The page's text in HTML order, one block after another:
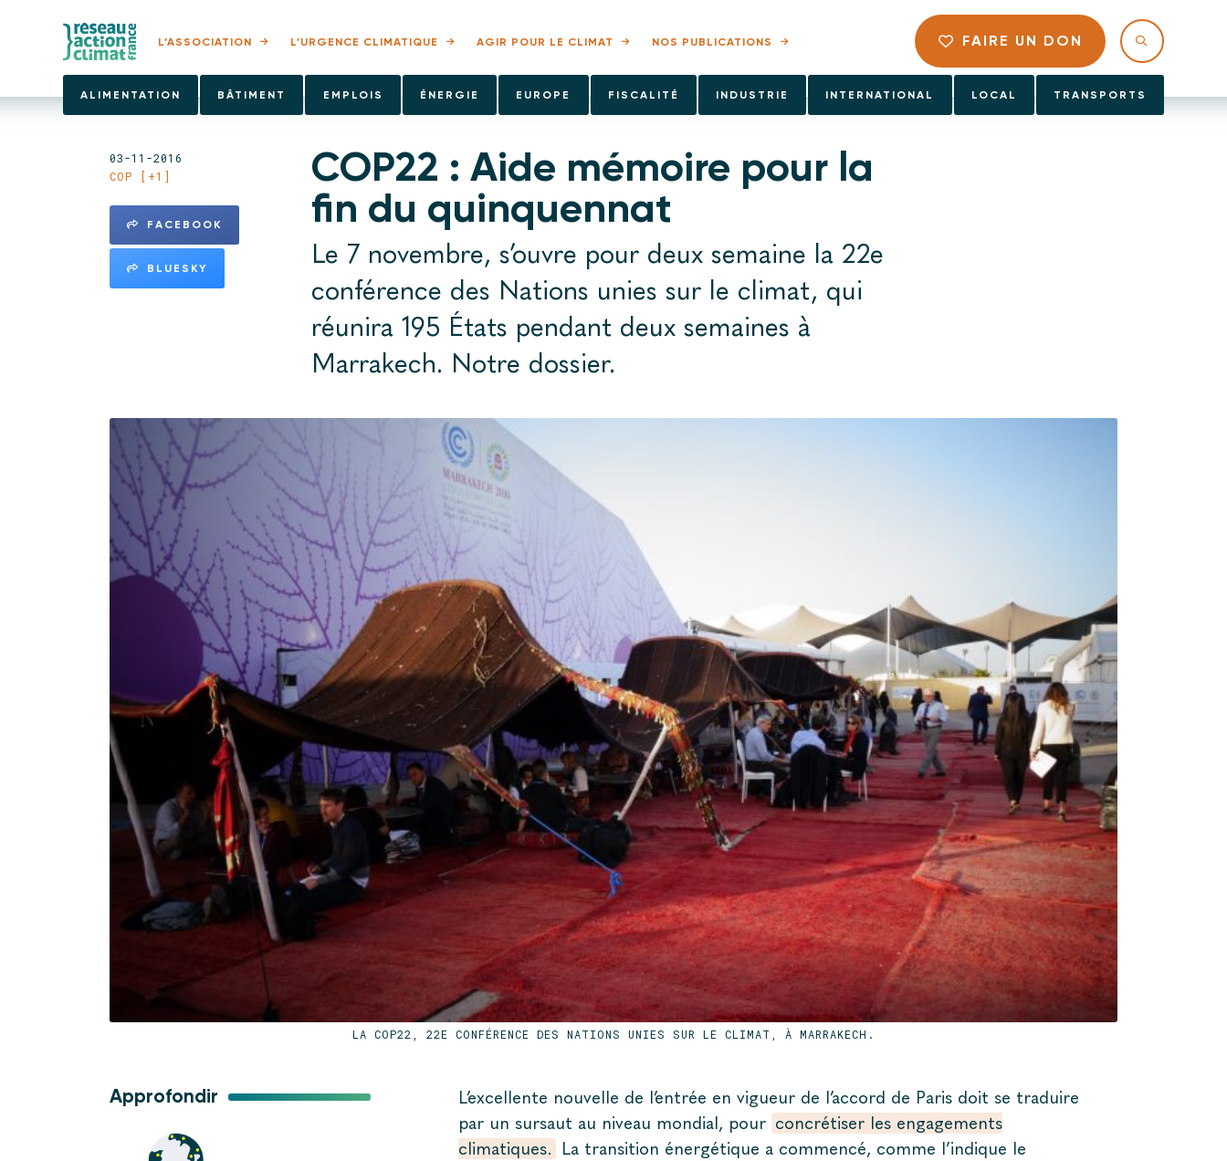
L’ASSOCIATION L’URGENCE CLIMATIQUE AGIR POUR LE CLIMAT NOS PUBLICATIONS FAIRE UN DON
ALIMENTATION BÂTIMENT EMPLOIS ÉNERGIE EUROPE FISCALITÉ INDUSTRIE INTERNATIONAL LOCAL TRANSPORTS
03-11-2016
COP [+1]
FACEBOOK
BLUESKY
COP22 : Aide mémoire pour la
fin du quinquennat
Le 7 novembre, s’ouvre pour deux semaine la 22e
conférence des Nations unies sur le climat, qui
réunira 195 États pendant deux semaines à
Marrakech. Notre dossier.
LA COP22, 22E CONFÉRENCE DES NATIONS UNIES SUR LE CLIMAT, À MARRAKECH.
Approfondir
L’excellente nouvelle de l’entrée en vigueur de l’accord de Paris doit se traduire
par un sursaut au niveau mondial, pour concrétiser les engagements
climatiques.
La transition énergétique a commencé, comme l’indique le